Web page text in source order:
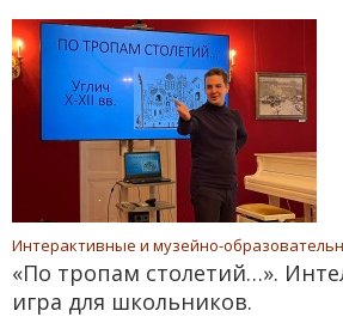
Интерактивные и музейно-
«По тропам столетий…».
игра для школьников.